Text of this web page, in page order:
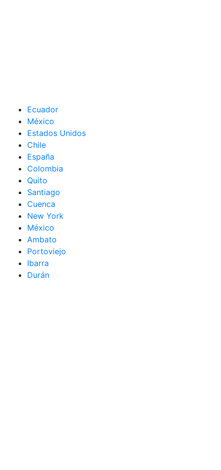
Ecuador
México
Estados Unidos
Chile
España
Colombia
Quito
Santiago
Cuenca
New York
México
Ambato
Portoviejo
Ibarra
Durán